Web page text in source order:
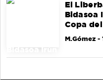
El
Bidasoa
Copa
M.Gómez-